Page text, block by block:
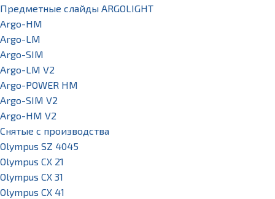
Предметные слайды ARGOLIGHT
Argo-HM
Argo-LM
Argo-SIM
Argo-LM V2
Argo-POWER HM
Argo-SIM V2
Argo-HM V2
Снятые с производства
Olympus SZ 4045
Olympus CX 21
Olympus CX 31
Olympus CX 41